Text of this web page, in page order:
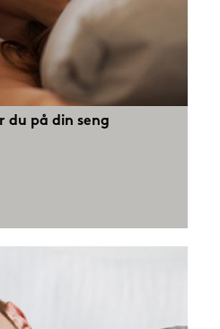
du på din seng